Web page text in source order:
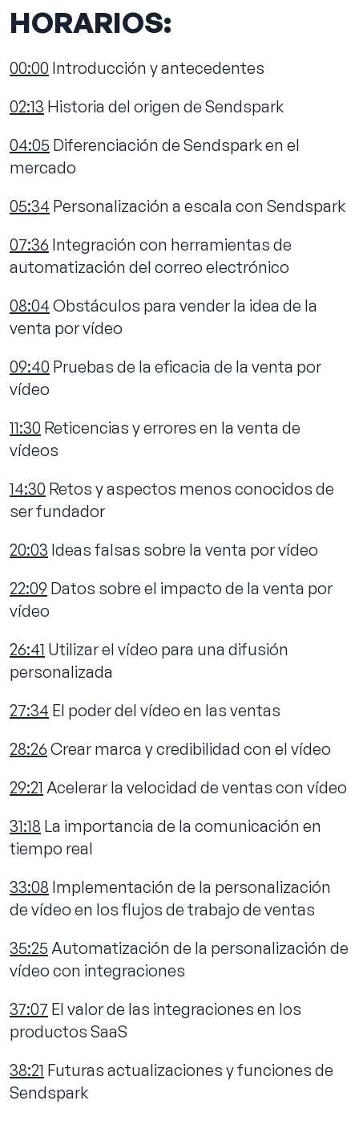
HORARIOS:
00:00 Introducción y antecedentes
02:13 Historia del origen de Sendspark
04:05 Diferenciación de Sendspark en el
mercado
05:34 Personalización a escala con Sendspark
07:36 Integración con herramientas de
automatización del correo electrónico
08:04 Obstáculos para vender la idea de la
venta por vídeo
09:40 Pruebas de la eficacia de la venta por
vídeo
11:30 Reticencias y errores en la venta de
vídeos
14:30 Retos y aspectos menos conocidos de
ser fundador
20:03 Ideas falsas sobre la venta por vídeo
22:09 Datos sobre el impacto de la venta por
vídeo
26:41 Utilizar el vídeo para una difusión
personalizada
27:34 El poder del vídeo en las ventas
28:26 Crear marca y credibilidad con el vídeo
29:21 Acelerar la velocidad de ventas con vídeo
31:18 La importancia de la comunicación en
tiempo real
33:08 Implementación de la personalización
de vídeo en los flujos de trabajo de ventas
35:25 Automatización de la personalización de
vídeo con integraciones
37:07 El valor de las integraciones en los
productos SaaS
38:21 Futuras actualizaciones y funciones de
Sendspark